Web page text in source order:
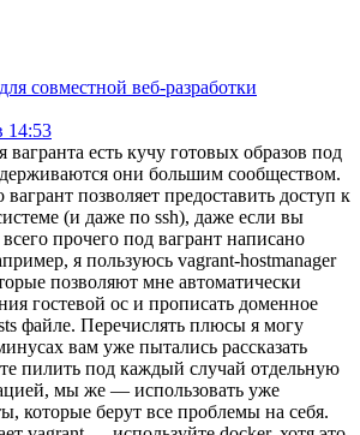
совместной веб-разработки
14:53
есть кучу готовых образов под
они большим сообществом.
позволяет предоставить доступ к
(и даже по ssh), даже если вы
прочего под вагрант написано
я пользуюсь vagrant-hostmanager
позволяют мне автоматически
гостевой ос и прописать доменное
файле. Перечислять плюсы я могу
вам уже пытались рассказать
пилить под каждый случай отдельную
мы же — использовать уже
которые берут все проблемы на себя.